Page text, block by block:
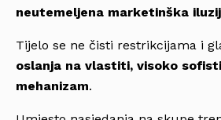
neutemeljena marketinška
Tijelo se ne čisti restrikcijama i
oslanja na vlastiti, visoko
mehanizam.